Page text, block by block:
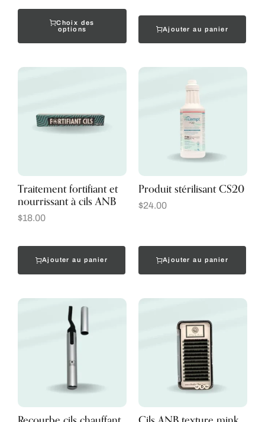
Choix des
options
Ajouter au panier
Traitement fortifiant et
nourrissant à cils ANB
$18.00
Ajouter au panier
Produit stérilisant CS20
$24.00
Ajouter au panier